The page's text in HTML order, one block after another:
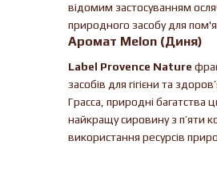
відомим застосуванням
природного засобу для
Аромат Melon (Диня)
Label Provence Nature
засобів для гігієни та
Грасса, природні багатства
найкращу сировину з п’яти
використання ресурсів